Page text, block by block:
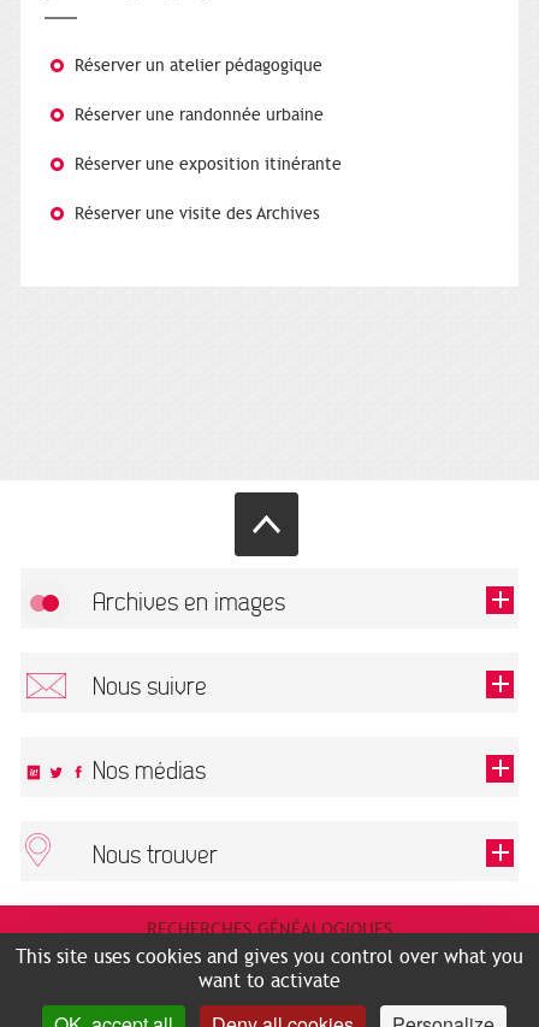
Réserver un atelier pédagogique
Réserver une randonnée urbaine
Réserver une exposition itinérante
Réserver une visite des Archives
Archives en images
Nous suivre
This field is required.
Nos médias
Nous trouver
ARCHIVES MUNICIPALES
2 rue des Archives
Accès mobilité réduite :
RECHERCHES GÉNÉALOGIQUES
NOUS CONNAÎTRE
SERVICE ÉDUCATIF
LES ARCHIVES EN LIGNE
This site uses cookies and gives you control over what you
want to activate